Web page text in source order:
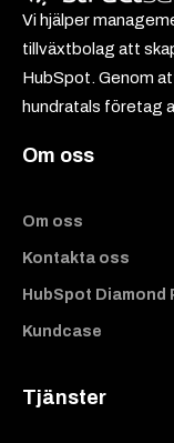
Vi hjälper
tillväxtbolag att
HubSpot. Genom
hundratals företag
Om oss
Om oss
Kontakta oss
HubSpot Diamond
Kundcase
Tjänster